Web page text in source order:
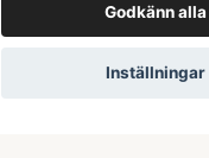
Godkänn alla
Inställningar